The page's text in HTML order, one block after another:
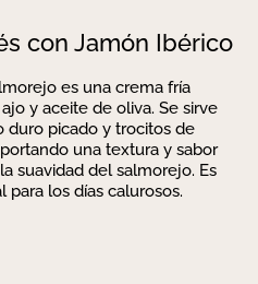
con Jamón Ibérico
es una crema fría
y aceite de oliva. Se sirve
picado y trocitos de
una textura y sabor
suavidad del salmorejo. Es
los días calurosos.